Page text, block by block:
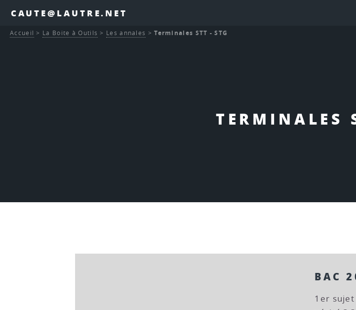
CAUTE@LAUTRE.NET
TERMINALES
Accueil > La Boite à Outils > Les annales >Terminales STT - STG
BAC
1er sujet